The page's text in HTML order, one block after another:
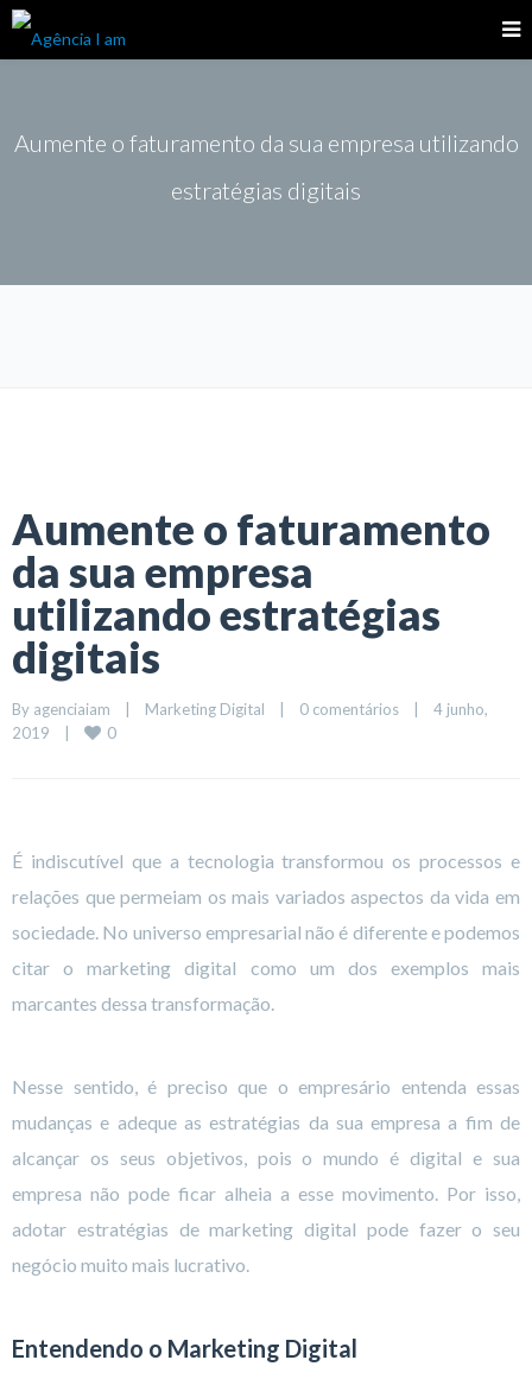
Aumente o faturamento da sua empresa utilizando
estratégias digitais
Aumente o faturamento
da sua empresa
utilizando estratégias
digitais
By agenciaiam Marketing Digital 0 comentários
4 junho,
2019
0
É indiscutível que a tecnologia transformou os processos e
relações que permeiam os mais variados aspectos da vida em
sociedade. No universo empresarial não é diferente e podemos
citar o marketing digital como um dos exemplos mais
marcantes dessa transformação.
Nesse sentido, é preciso que o empresário entenda essas
mudanças e adeque as estratégias da sua empresa a fim de
alcançar os seus objetivos, pois o mundo é digital e sua
empresa não pode ficar alheia a esse movimento. Por isso,
adotar estratégias de marketing digital pode fazer o seu
negócio muito mais lucrativo.
Entendendo o Marketing Digital